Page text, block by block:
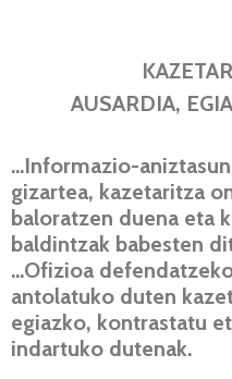
AUSARDIA,
…Informazio-
gizartea, kazetaritza
baloratzen duena eta
baldintzak babesten
…Ofizioa
antolatuko duten
egiazko, kontrastatu
indartuko dutenak.